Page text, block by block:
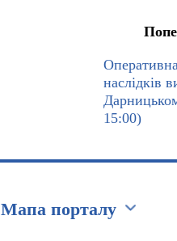
наслідків
15:00)
Мапа порталу